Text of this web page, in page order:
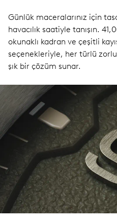
Günlük maceralarınız için
havacılık saatiyle tanışın.
okunaklı kadran ve çeşitli
seçenekleriyle, her türlü
şık bir çözüm sunar.